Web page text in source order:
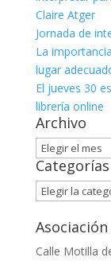
Claire Atger
Jornada de
La
lugar
El jueves 30
librería online
Archivo
Archivo
Categorías
Categorías
Calle Motilla